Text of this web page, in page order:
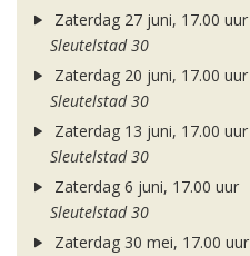
Zaterdag 27 juni, 17.00 uur
Sleutelstad 30
Zaterdag 20 juni, 17.00 uur
Sleutelstad 30
Zaterdag 13 juni, 17.00 uur
Sleutelstad 30
Zaterdag 6 juni, 17.00 uur
Sleutelstad 30
Zaterdag 30 mei, 17.00 uur